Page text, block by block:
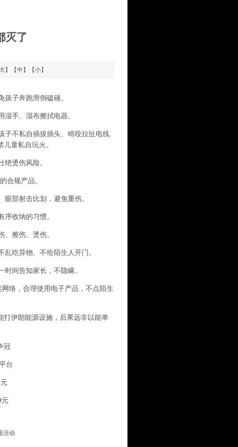
灭了
大】【中 】【小】
子奔跑滑倒磕碰。
手、湿布擦拭电器。
不私自插拔插头、啃咬拉扯电线.
童私自玩火。
烫伤风险。
规产品。
部射击比划，避免重伤。
收纳的习惯。
擦伤、烫伤。
吃异物、不给陌生人开门。
间告知家长，不隐瞒。
络，合理使用电子产品，不点陌生
伊朗能源设施，后果远非以能单
冠
台
活动